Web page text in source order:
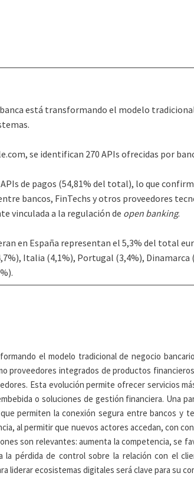
está transformando el modelo
se identifican 270 APIs ofrecidas por
de pagos (54,81% del total), lo que
bancos, FinTechs y otros proveedores
vinculada a la regulación de open banking.
en España representan el 5,3% del total
Italia (4,1%), Portugal (3,4%), Dinamarca
el modelo tradicional de negocio
proveedores integrados de productos
Esta evolución permite ofrecer servicios
o soluciones de gestión financiera. Una
permiten la conexión segura entre bancos y
al permitir que nuevos actores accedan, con
son relevantes: aumenta la competencia, se
pérdida de control sobre la relación con el
liderar ecosistemas digitales será clave para su